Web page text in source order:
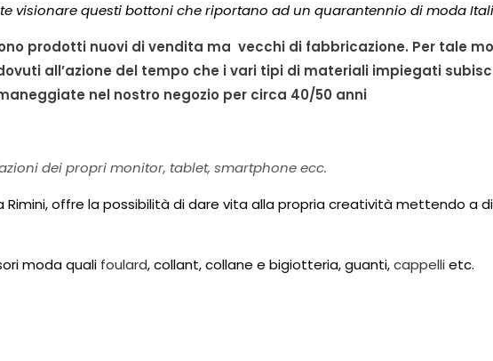
visionare questi bottoni che riportano ad un quarantennio di moda
prodotti nuovi di vendita ma vecchi di fabbricazione. Per tale
all’azione del tempo che i vari tipi di materiali impiegati
nel nostro negozio per circa 40/50 anni
dei propri monitor, tablet, smartphone ecc.
Rimini, offre la possibilità di dare vita alla propria creatività mettendo a
moda quali foulard, collant, collane e bigiotteria, guanti,cappelli etc.